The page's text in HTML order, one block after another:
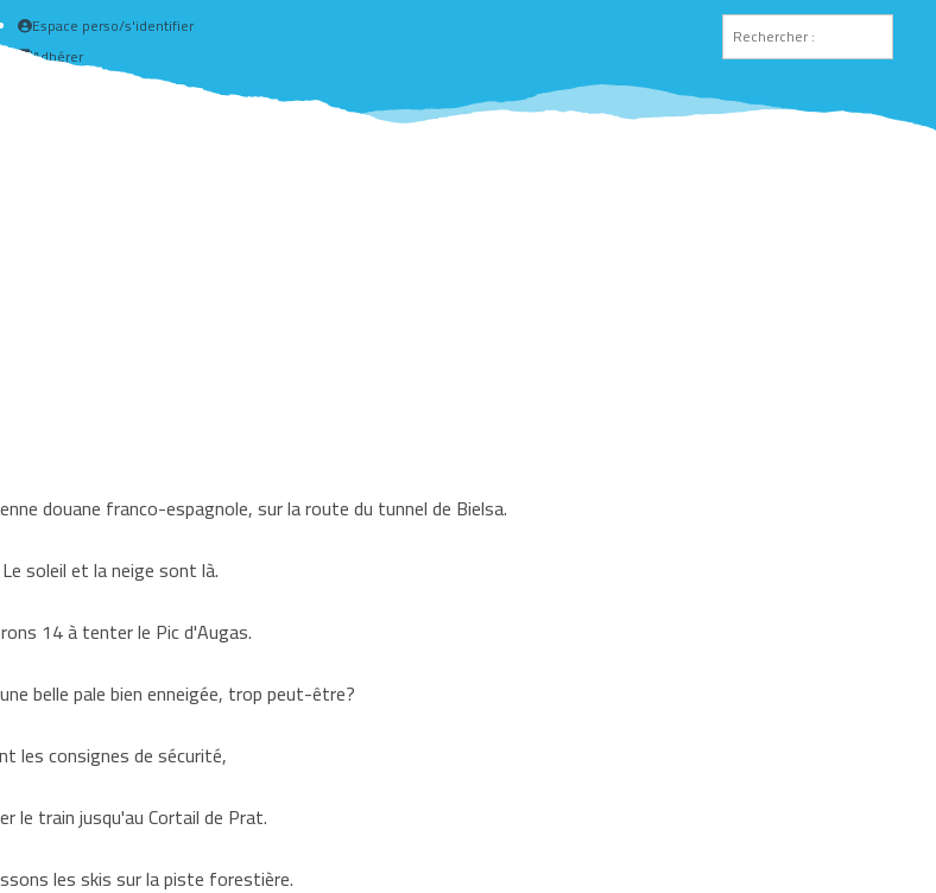
Espace perso/s'identifier
Adhérer
Créer un compte
douane franco-espagnole, sur la route du tunnel de Bielsa.
soleil et la neige sont là.
14 à tenter le Pic d'Augas.
belle pale bien enneigée, trop peut-être?
les consignes de sécurité,
le train jusqu'au Cortail de Prat.
les skis sur la piste forestière.